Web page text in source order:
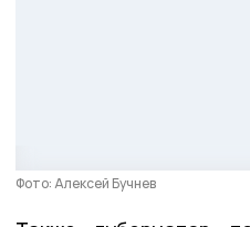
Фото: Алексей Бучнев